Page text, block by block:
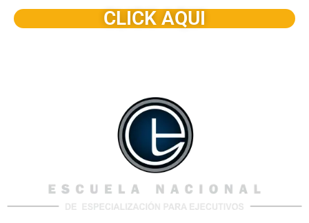
CLICK AQUI